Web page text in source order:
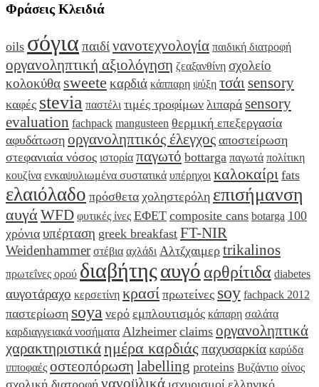
Φράσεις Κλειδιά
oils σόγια παιδίνανοτεχνολογία παιδική διατροφή
οργανοληπτική αξιολόγηση ζεαξανθίνη σχολείο
κολοκύθα sweete καρδιά κάππαρη ψύξη τσάι sensory
καφές stevia παστέλι τιμές τροφίμων λιπαρά sensory
evaluation fachpack mangusteen θερμική επεξεργασία
αφυδάτωση οργανοληπτικός έλεγχος αποστείρωση
στεφανιαία νόσος ιστορία παγωτό bottarga παγωτά πολίτικη
κουζίνα ενκαψυλιωμένα συστατικά υπέρηχοι καλοκαίρι fats
ελαιόλαδο πρόσθετα χοληστερόλη επισήμανση
αυγά WFD φυτικές ίνες ΕΦΕΤ composite cans botarga 100
χρόνια υπέρταση greek breakfast FT-NIR
Weidenhammer στέβια αχλάδι Αλτζχαιμερ trikalinos
πρωτεΐνες ορού διαβήτηςαυγό αρθρίτιδα diabetes
αυγοτάραχο κερσετίνη κρασί πρωτείνες soy fachpack 2012
παστερίωση soya νερό εμπλουτισμός κάπαρη σαλάτα
καρδιαγγειακά νοσήματα Alzheimer claims οργανοληπτικά
χαρακτηριστικάημέρα καρδιάς παχυσαρκία καρύδα
ιπποφαές οστεοπόρωση labelling proteins Βυζάντιο οίνος
νανοϋλικά